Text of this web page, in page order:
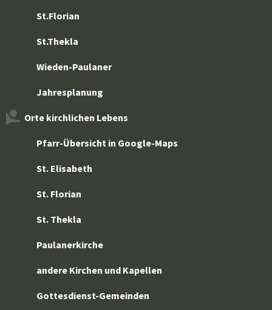
St.Florian
St.Thekla
Wieden-Paulaner
Jahresplanung
Orte kirchlichen Lebens
Pfarr-Übersicht in Google-Maps
St. Elisabeth
St. Florian
St. Thekla
Paulanerkirche
andere Kirchen und Kapellen
Gottesdienst-Gemeinden